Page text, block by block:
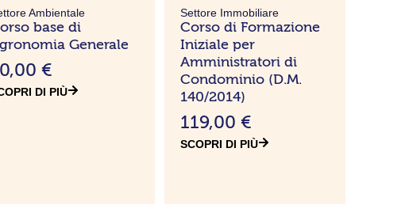
Ambientale
base di
Generale
€
DI PIÙ
Settore Immobiliare
Corso di Formazione
Iniziale per
Amministratori di
Condominio (D.M.
140/2014)
119,00 €
SCOPRI DI PIÙ